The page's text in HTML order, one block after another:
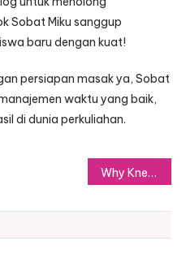
Sobat Miku sanggup
baru dengan kuat!
persiapan masak ya, Sobat
waktu yang baik,
di dunia perkuliahan.
Why Knee-High Boots Never Go Out of Style and How to Care for Them